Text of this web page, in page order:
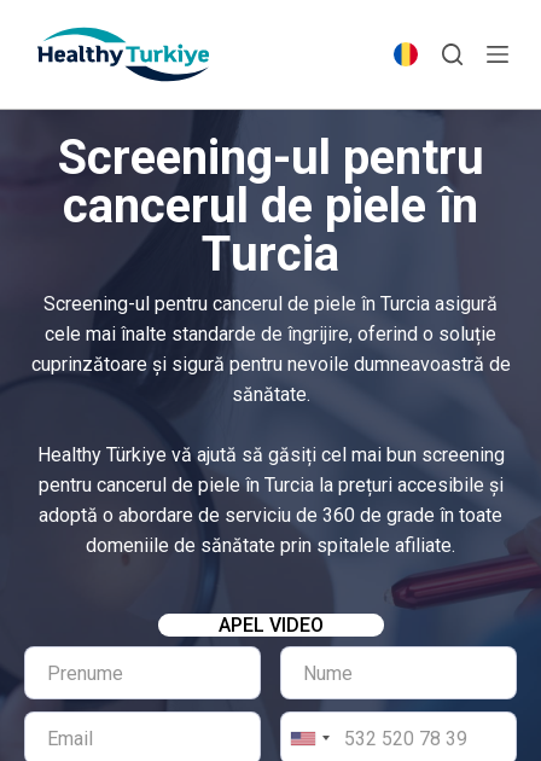
p
n
Screening-ul pentru
cancerul de piele în
Turcia
Screening-ul pentru cancerul de piele în Turcia asigură
cele mai înalte standarde de îngrijire, oferind o soluție
cuprinzătoare și sigură pentru nevoile dumneavoastră de
sănătate.
Healthy Türkiye vă ajută să găsiți cel mai bun screening
pentru cancerul de piele în Turcia la prețuri accesibile și
adoptă o abordare de serviciu de 360 de grade în toate
domeniile de sănătate prin spitalele afiliate.
APEL VIDEO